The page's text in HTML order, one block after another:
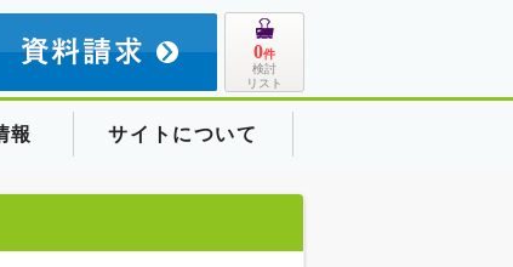
0件
検討
リスト
報 サイトについて